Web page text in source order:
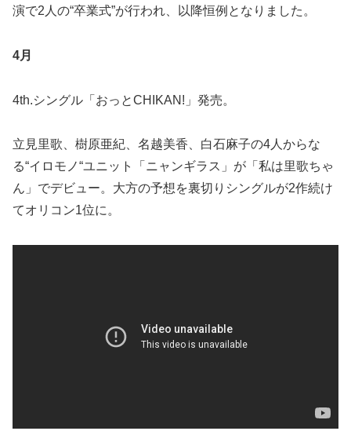
演で2人の“卒業式”が行われ、以降恒例となりました。
4月
4th.シングル「おっとCHIKAN!」発売。
立見里歌、樹原亜紀、名越美香、白石麻子の4人からな
る“イロモノ“ユニット「ニャンギラス」が「私は里歌ちゃ
ん」でデビュー。大方の予想を裏切りシングルが2作続け
てオリコン1位に。